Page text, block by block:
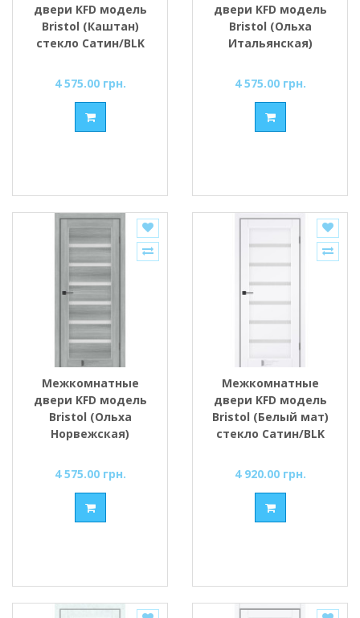
двери KFD модель
Bristol (Каштан)
стекло Сатин/BLK
4 575.00 грн.
двери KFD модель
Bristol (Ольха
Итальянская)
4 575.00 грн.
Межкомнатные
двери KFD модель
Bristol (Ольха
Норвежская)
4 575.00 грн.
Межкомнатные
двери KFD модель
Bristol (Белый мат)
стекло Сатин/BLK
4 920.00 грн.